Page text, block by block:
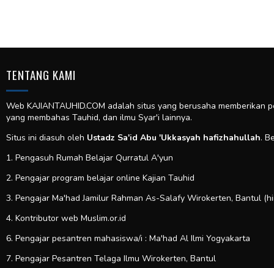
TENTANG KAMI
Web KAJIANTAUHID.COM adalah situs yang berusaha
yang membahas Tauhid, dan ilmu Syar'i lainnya.
Situs ini diasuh oleh Ustadz Sa'id Abu 'Ukkasyah hafizhahullah.
1. Pengasuh Rumah Belajar Qurratul A'yun
2. Pengajar program belajar online Kajian Tauhid
3. Pengajar Ma'had Jamilur Rahman As-Salafy Wirokerten, Bantul
4. Kontributor web Muslim.or.id
6. Pengajar pesantren mahasiswa/i : Ma'had Al Ilmi Yogyakarta
7. Pengajar Pesantren Telaga Ilmu Wirokerten, Bantul